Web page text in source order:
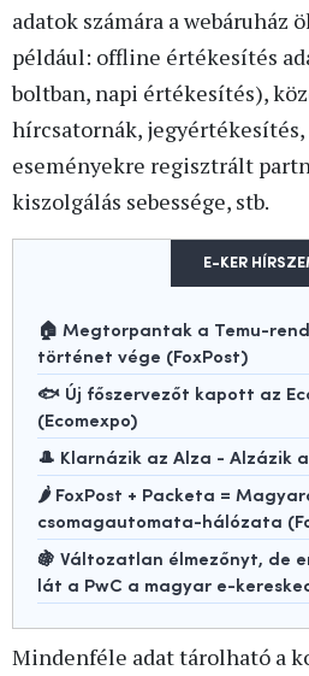
adatok számára a webáruház
például: offline értékesítés
boltban, napi értékesítés),
hírcsatornák,
eseményekre regisztrált
kiszolgálás sebessége, stb.
E-KER
🏠 Megtorpantak a Temu-
történet vége (FoxPost)
🐟 Új főszervezőt kapott az
(Ecomexpo)
🎩 Klarnázik az Alza - Alzázik
🌶️ FoxPost + Packeta =
csomagautomata-hálózata
🍇 Változatlan élmezőnyt, de
lát a PwC a magyar e-
Mindenféle adat tárolható a